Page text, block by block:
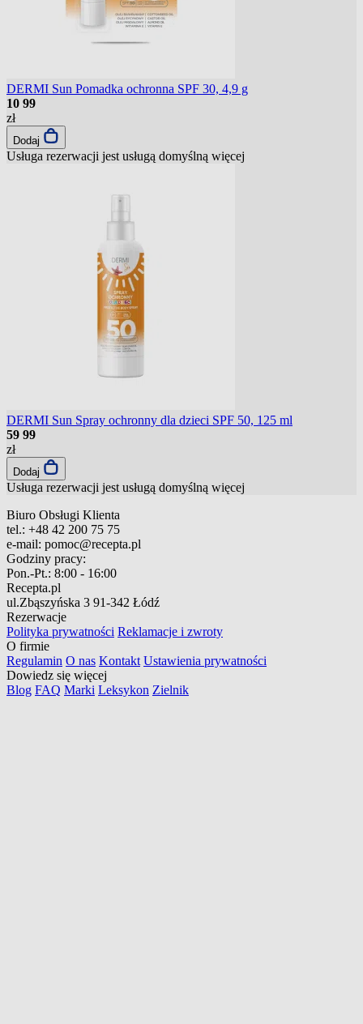
DERMI Sun Pomadka ochronna SPF 30, 4,9 g
10 99
zł
Dodaj
Usługa rezerwacji jest usługą domyślną więcej
DERMI Sun Spray ochronny dla dzieci SPF 50, 125 ml
59 99
zł
Dodaj
Usługa rezerwacji jest usługą domyślną więcej
Biuro Obsługi Klienta
tel.: +48 42 200 75 75
e-mail: pomoc@recepta.pl
Godziny pracy:
Pon.-Pt.: 8:00 - 16:00
Recepta.pl
ul.Zbąszyńska 3 91-342 Łódź
Rezerwacje
Polityka prywatności Reklamacje i zwroty
O firmie
Regulamin O nas Kontakt Ustawienia prywatności
Dowiedz się więcej
Blog FAQ Marki Leksykon Zielnik